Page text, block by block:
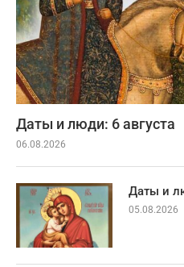
Даты и люди: 6 августа
06.08.2026
Даты и
05.08.2026